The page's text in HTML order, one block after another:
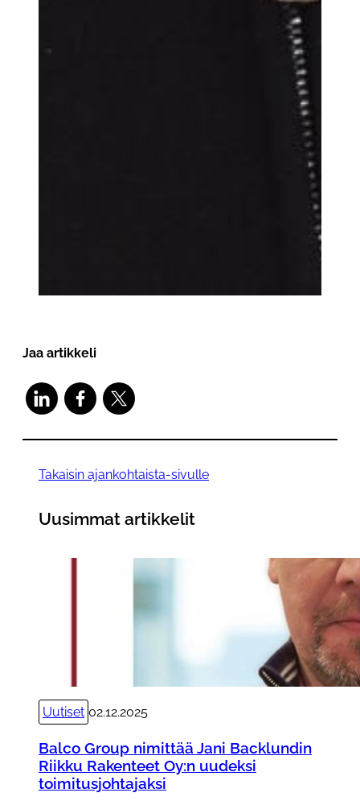
Jaa artikkeli
Takaisin ajankohtaista-sivulle
Uusimmat artikkelit
Uutiset 02.12.2025
Balco Group nimittää Jani Backlundin
Riikku Rakenteet Oy:n uudeksi
toimitusjohtajaksi